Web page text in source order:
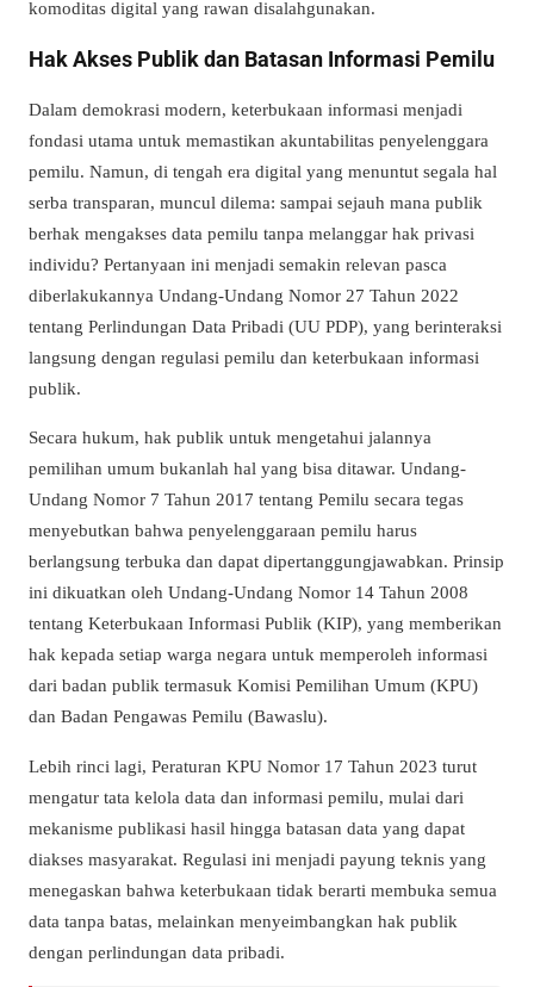
komoditas digital yang rawan disalahgunakan.
Hak Akses Publik dan Batasan Informasi Pemilu
Dalam demokrasi modern, keterbukaan informasi menjadi
fondasi utama untuk memastikan akuntabilitas penyelenggara
pemilu. Namun, di tengah era digital yang menuntut segala hal
serba transparan, muncul dilema: sampai sejauh mana publik
berhak mengakses data pemilu tanpa melanggar hak privasi
individu? Pertanyaan ini menjadi semakin relevan pasca
diberlakukannya Undang-Undang Nomor 27 Tahun 2022
tentang Perlindungan Data Pribadi (UU PDP), yang berinteraksi
langsung dengan regulasi pemilu dan keterbukaan informasi
publik.
Secara hukum, hak publik untuk mengetahui jalannya
pemilihan umum bukanlah hal yang bisa ditawar. Undang-
Undang Nomor 7 Tahun 2017 tentang Pemilu secara tegas
menyebutkan bahwa penyelenggaraan pemilu harus
berlangsung terbuka dan dapat dipertanggungjawabkan. Prinsip
ini dikuatkan oleh Undang-Undang Nomor 14 Tahun 2008
tentang Keterbukaan Informasi Publik (KIP), yang memberikan
hak kepada setiap warga negara untuk memperoleh informasi
dari badan publik termasuk Komisi Pemilihan Umum (KPU)
dan Badan Pengawas Pemilu (Bawaslu).
Lebih rinci lagi, Peraturan KPU Nomor 17 Tahun 2023 turut
mengatur tata kelola data dan informasi pemilu, mulai dari
mekanisme publikasi hasil hingga batasan data yang dapat
diakses masyarakat. Regulasi ini menjadi payung teknis yang
menegaskan bahwa keterbukaan tidak berarti membuka semua
data tanpa batas, melainkan menyeimbangkan hak publik
dengan perlindungan data pribadi.